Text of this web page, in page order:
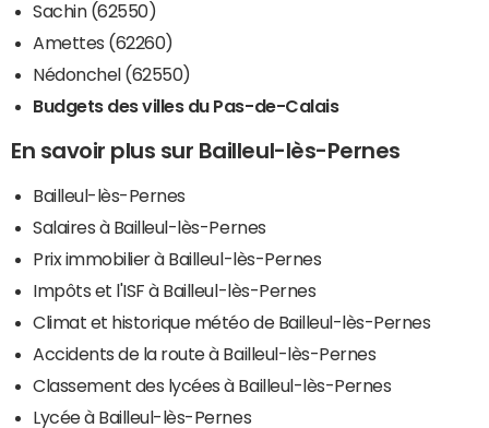
Sachin (62550)
Amettes (62260)
Nédonchel (62550)
Budgets des villes du Pas-de-Calais
En savoir plus sur Bailleul-lès-Pernes
Bailleul-lès-Pernes
Salaires à Bailleul-lès-Pernes
Prix immobilier à Bailleul-lès-Pernes
Impôts et l'ISF à Bailleul-lès-Pernes
Climat et historique météo de Bailleul-lès-Pernes
Accidents de la route à Bailleul-lès-Pernes
Classement des lycées à Bailleul-lès-Pernes
Lycée à Bailleul-lès-Pernes